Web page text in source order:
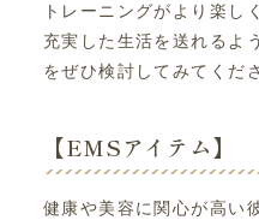
トレーニングがより楽し
充実した生活を送れるよ
をぜひ検討してみてくだ
【EMSアイテム】
健康や美容に関心が高い